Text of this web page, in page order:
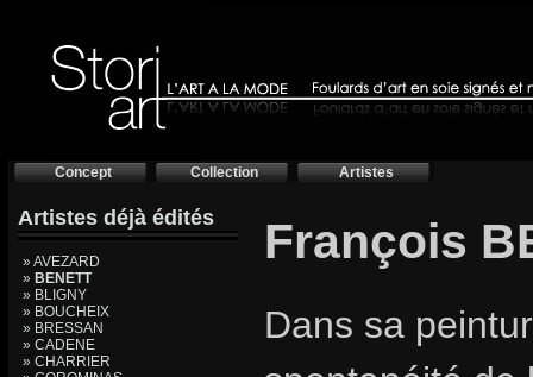
Concept Collection Artistes
Artistes déjà édités
» AVEZARD
» BENETT
» BLIGNY
» BOUCHEIX
» BRESSAN
» CADENE
» CHARRIER
François
Dans sa